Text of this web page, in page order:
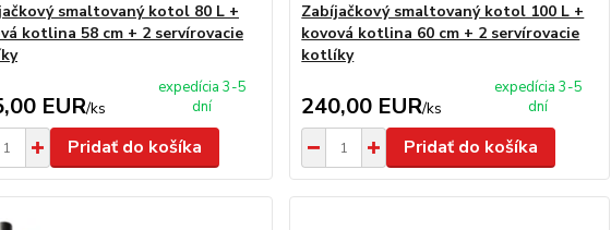
smaltovaný kotol 80 L +
kotlina 58 cm + 2 servírovacie
EUR/ks
expedícia 3-5
dní
Pridať do košíka
Zabíjačkový smaltovaný kotol 100 L +
kovová kotlina 60 cm + 2 servírovacie
kotlíky
240,00 EUR/ks
expedícia 3-5
dní
Pridať do košíka